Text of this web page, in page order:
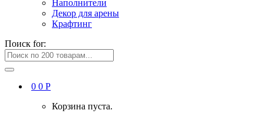
Наполнители
Декор для арены
Крафтинг
Поиск for:
0 0 Р
Корзина пуста.